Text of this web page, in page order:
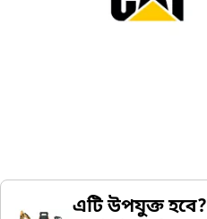
এটি উপযুক্ত হবে?